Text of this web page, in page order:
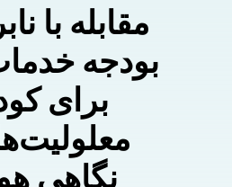
مقابله با
بودجه
برای
نگاهی